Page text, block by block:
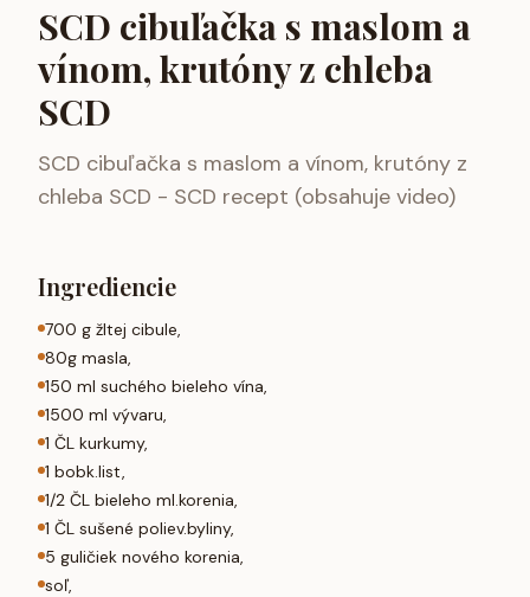
SCD cibuľačka s maslom a
vínom, krutóny z chleba
SCD
SCD cibuľačka s maslom a vínom, krutóny z
chleba SCD - SCD recept (obsahuje video)
Ingrediencie
700 g žltej cibule,
80g masla,
150 ml suchého bieleho vína,
1500 ml vývaru,
1 ČL kurkumy,
1 bobk.list,
1/2 ČL bieleho ml.korenia,
1 ČL sušené poliev.byliny,
5 guličiek nového korenia,
soľ,